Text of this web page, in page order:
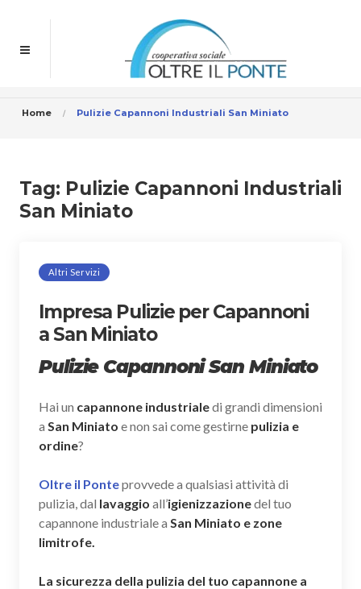
Home Pulizie Capannoni Industriali San Miniato
Tag: Pulizie Capannoni Industriali
San Miniato
Altri Servizi
Impresa Pulizie per Capannoni
a San Miniato
Pulizie Capannoni San Miniato
Hai un capannone industrialedi grandi dimensioni
a San Miniato e non sai come gestirne pulizia e
ordine?
Oltre il Ponteprovvede a qualsiasi attività di
pulizia, dal lavaggio all’igienizzazionedel tuo
capannone industriale a San Miniato e zone
limitrofe.
La sicurezza della pulizia del tuo capannone a